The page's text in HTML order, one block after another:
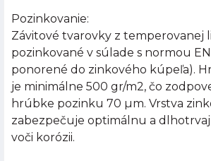
Pozinkovanie:
Závitové tvarovky z temperovanej
pozinkované v súlade s normou EN
ponorené do zinkového kúpeľa).
je minimálne 500 gr/m2, čo
hrúbke pozinku 70 µm. Vrstva
zabezpečuje optimálnu a
voči korózii.